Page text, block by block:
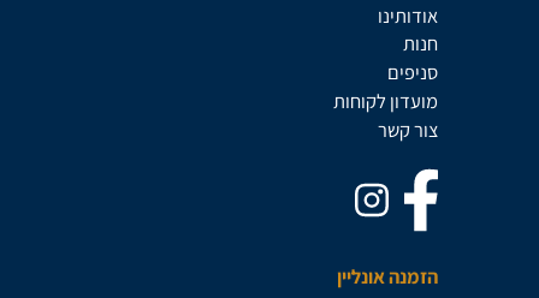
אודותינו
חנות
סניפים
מועדון לקוחות
צור קשר
הזמנה אונליין